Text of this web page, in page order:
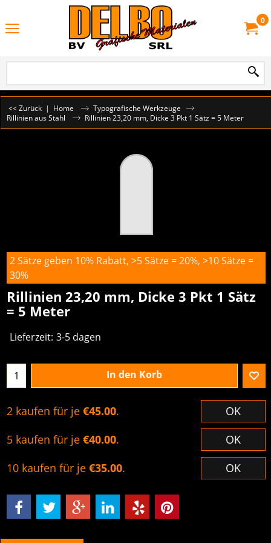
0
<< Zurück | Home
Typografische Werkzeuge
Rillinien aus Stahl
Rillinien 23,20 mm, Dicke 3 Pkt 1 Sätz = 5 Meter
2 Sätze geben 10% Rabatt, >5 Sätze = 20%, >10 Sätze =
30%
Rillinien 23,20 mm, Dicke 3 Pkt 1 Sätz
= 5 Meter
Lieferzeit: 3-5 dagen
In den Korb
2 kaufen für je €45.00.
OK
5 kaufen für je €40.00.
OK
10 kaufen für je €35.00. OK